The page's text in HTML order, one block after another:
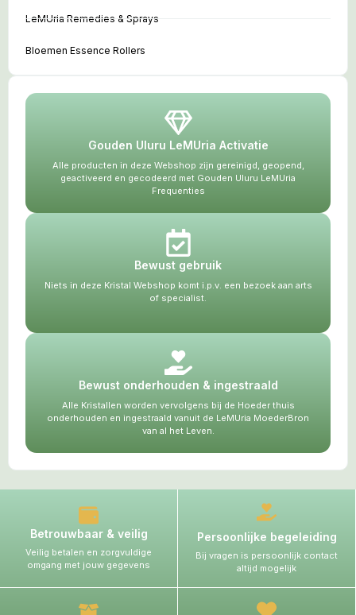
LeMUria Remedies & Sprays
Bloemen Essence Rollers
Gouden Uluru LeMUria Activatie
Alle producten in deze Webshop zijn gereinigd, geopend,
geactiveerd en gecodeerd met Gouden Uluru LeMUria
Frequenties
Bewust gebruik
Niets in deze Kristal Webshop komt i.p.v. een bezoek aan arts
of specialist.
Bewust onderhouden & ingestraald
Alle Kristallen worden vervolgens bij de Hoeder thuis
onderhouden en ingestraald vanuit de LeMUria MoederBron
van al het Leven.
Betrouwbaar & veilig
Veilig betalen en zorgvuldige
omgang met jouw gegevens
Persoonlijke begeleiding
Bij vragen is persoonlijk contact
altijd mogelijk